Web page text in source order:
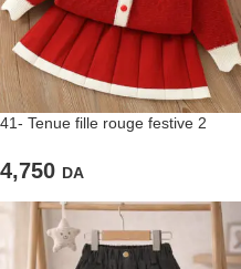
41- Tenue fille rouge festive 2
4,750 DA